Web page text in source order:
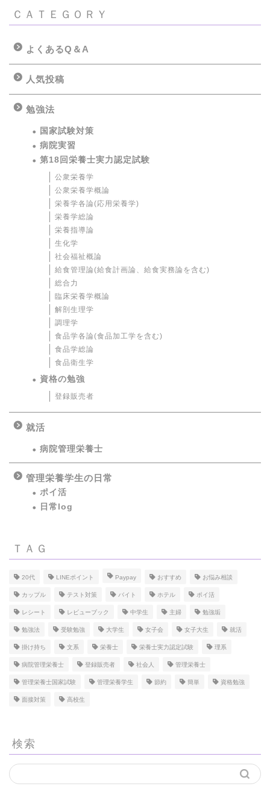
ＣＡＴＥＧＯＲＹ
よくあるQ＆A
人気投稿
勉強法
国家試験対策
病院実習
第18回栄養士実力認定試験
公衆栄養学
公衆栄養学概論
栄養学各論(応用栄養学)
栄養学総論
栄養指導論
生化学
社会福祉概論
給食管理論(給食計画論、給食実務論を含む)
総合力
臨床栄養学概論
解剖生理学
調理学
食品学各論(食品加工学を含む)
食品学総論
食品衛生学
資格の勉強
登録販売者
就活
病院管理栄養士
管理栄養学生の日常
ポイ活
日常log
ＴＡＧ
20代 LINEポイント Paypay おすすめ お悩み相談
カップル テスト対策 バイト ホテル ポイ活
レシート レビューブック 中学生 主婦 勉強垢
勉強法 受験勉強 大学生 女子会 女子大生 就活
掛け持ち 文系 栄養士 栄養士実力認定試験 理系
病院管理栄養士 登録販売者 社会人 管理栄養士
管理栄養士国家試験 管理栄養学生 節約 簡単 資格勉強
面接対策 高校生
検索